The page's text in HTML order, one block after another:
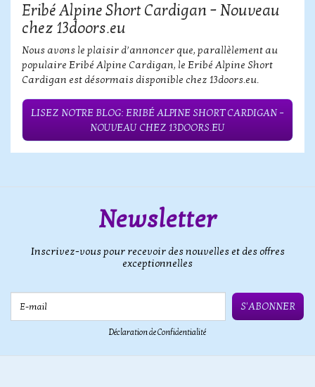
Eribé Alpine Short Cardigan – Nouveau
chez 13doors.eu
Nous avons le plaisir d’annoncer que, parallèlement au
populaire Eribé Alpine Cardigan, le Eribé Alpine Short
Cardigan est désormais disponible chez 13doors.eu.
LISEZ NOTRE BLOG: ERIBÉ ALPINE SHORT CARDIGAN –
NOUVEAU CHEZ 13DOORS.EU
Newsletter
Inscrivez-vous pour recevoir des nouvelles et des offres
exceptionnelles
S'ABONNER
Déclaration de Confidentialité